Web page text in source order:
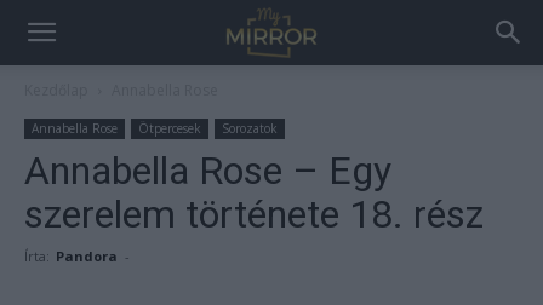
Annabella Rose Ötpercesek Sorozatok
Annabella Rose – Egy
szerelem története 18. rész
Írta: Pandora -